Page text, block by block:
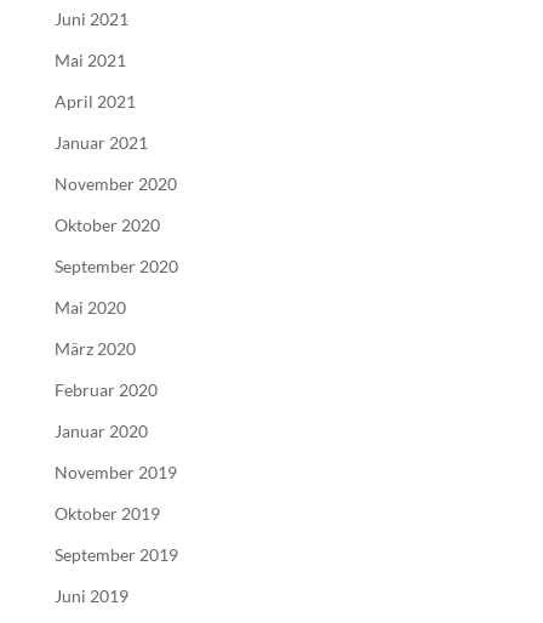
Juni 2021
Mai 2021
April 2021
Januar 2021
November 2020
Oktober 2020
September 2020
Mai 2020
März 2020
Februar 2020
Januar 2020
November 2019
Oktober 2019
September 2019
Juni 2019